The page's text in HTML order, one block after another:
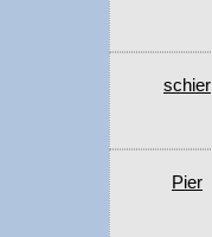
schier
Pier